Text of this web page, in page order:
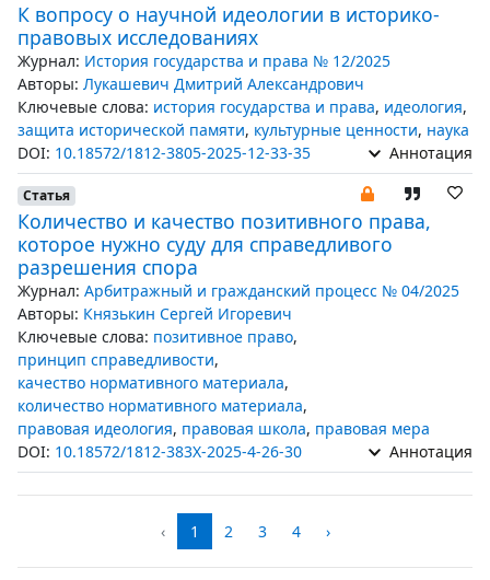
К вопросу о научной идеологии в историко-
правовых исследованиях
Журнал: История государства и права № 12/2025
Авторы: Лукашевич Дмитрий Александрович
Ключевые слова: история государства и права, идеология,
защита исторической памяти, культурные ценности, наука
DOI: 10.18572/1812-3805-2025-12-33-35 Аннотация
Статья
Количество и качество позитивного права,
которое нужно суду для справедливого
разрешения спора
Журнал: Арбитражный и гражданский процесс № 04/2025
Авторы: Князькин Сергей Игоревич
Ключевые слова: позитивное право,
принцип справедливости,
качество нормативного материала,
количество нормативного материала,
правовая идеология, правовая школа, правовая мера
DOI: 10.18572/1812-383X-2025-4-26-30 Аннотация
‹ 1 2 3 4 ›